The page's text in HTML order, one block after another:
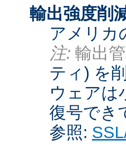
輸出強度削
アメリカ
注: 輸出
ティ) を
ウェアは
復号でき
参照: